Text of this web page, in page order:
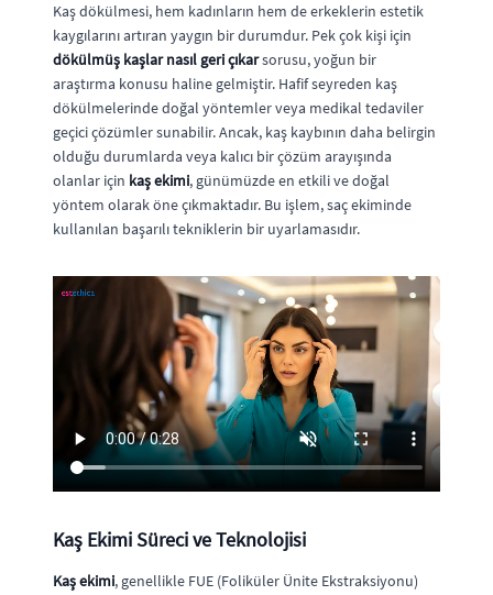
Kaş dökülmesi, hem kadınların hem de erkeklerin estetik
kaygılarını artıran yaygın bir durumdur. Pek çok kişi için
dökülmüş kaşlar nasıl geri çıkarsorusu, yoğun bir
araştırma konusu haline gelmiştir. Hafif seyreden kaş
dökülmelerinde doğal yöntemler veya medikal tedaviler
geçici çözümler sunabilir. Ancak, kaş kaybının daha belirgin
olduğu durumlarda veya kalıcı bir çözüm arayışında
olanlar için kaş ekimi, günümüzde en etkili ve doğal
yöntem olarak öne çıkmaktadır. Bu işlem, saç ekiminde
kullanılan başarılı tekniklerin bir uyarlamasıdır.
Kaş Ekimi Süreci ve Teknolojisi
Kaş ekimi, genellikle FUE (Foliküler Ünite Ekstraksiyonu)